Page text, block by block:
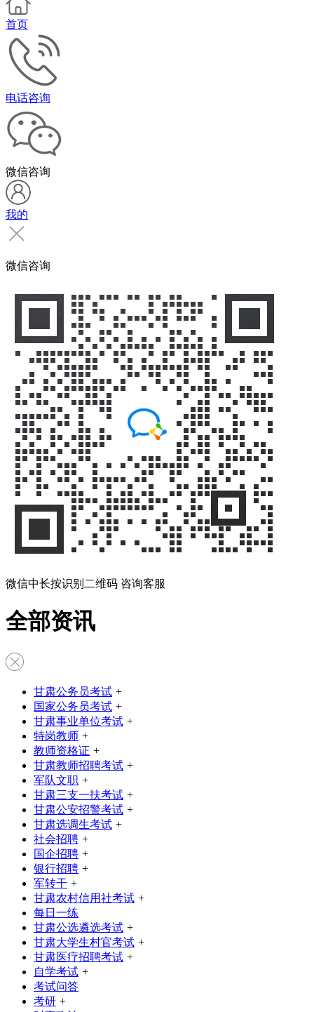
首页
电话咨询
微信咨询
我的
微信咨询
微信中长按识别二维码 咨询客服
全部资讯
甘肃公务员考试 +
国家公务员考试 +
甘肃事业单位考试 +
特岗教师 +
教师资格证 +
甘肃教师招聘考试 +
军队文职 +
甘肃三支一扶考试 +
甘肃公安招警考试 +
甘肃选调生考试 +
社会招聘 +
国企招聘 +
银行招聘 +
军转干 +
甘肃农村信用社考试 +
每日一练
甘肃公选遴选考试 +
甘肃大学生村官考试 +
甘肃医疗招聘考试 +
自学考试 +
考试问答
考研 +